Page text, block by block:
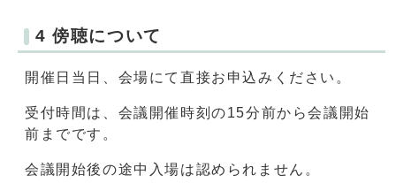
4 傍聴について
開催日当日、会場にて直接お申込みください。
受付時間は、会議開催時刻の15分前から会議開始
前までです。
会議開始後の途中入場は認められません。